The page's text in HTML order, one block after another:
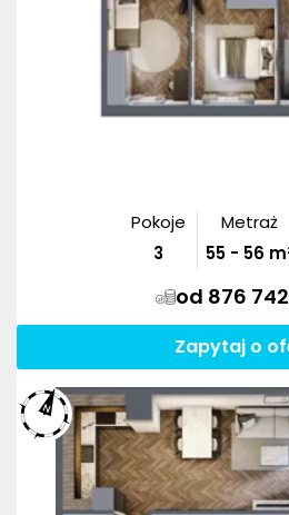
Pokoje
3
Metraż
55- 56
od 876 742
Zapytaj o